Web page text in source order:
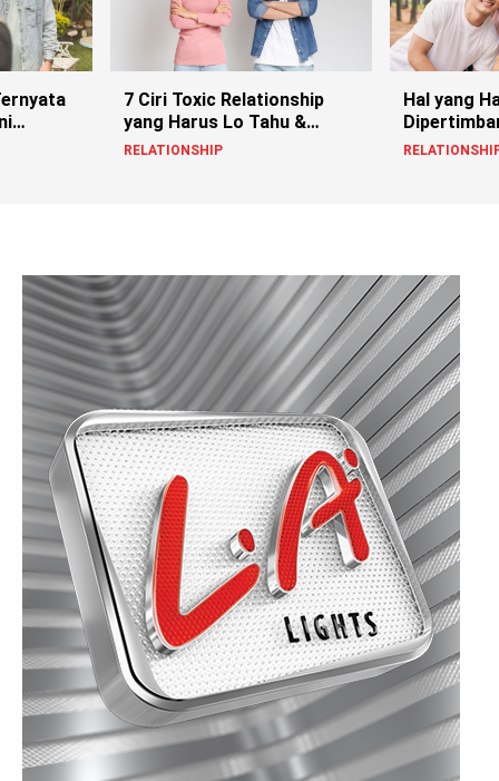
7 Ciri Toxic Relationship
yang Harus Lo Tahu &
Ngatasinnya
RELATIONSHIP
Hal yang
Pacarin